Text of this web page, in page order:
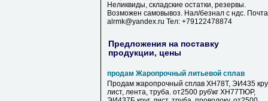
Неликвиды, складские остатки, резервы.
Возможен самовывоз. Нал/безнал с ндс.
alrmk@yandex.ru Тел: +79122478874
Предложения на поставку
продукции, цены
продам Жаропрочный литьевой сплав
Продам жаропрочный сплав ХН78Т, ЭИ435
лист, лента, труба. от2500 руб\кг ХН77ТЮР,